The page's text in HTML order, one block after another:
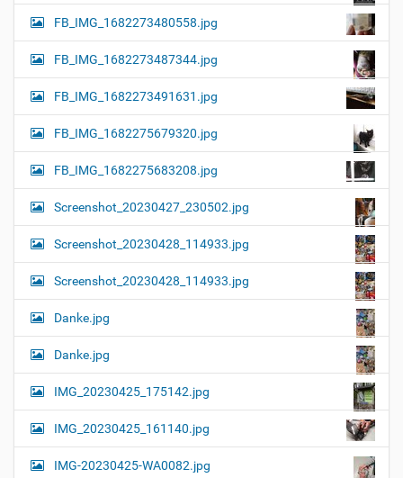
FB_IMG_1682273480558.jpg
FB_IMG_1682273487344.jpg
FB_IMG_1682273491631.jpg
FB_IMG_1682275679320.jpg
FB_IMG_1682275683208.jpg
Screenshot_20230427_230502.jpg
Screenshot_20230428_114933.jpg
Screenshot_20230428_114933.jpg
Danke.jpg
Danke.jpg
IMG_20230425_175142.jpg
IMG_20230425_161140.jpg
IMG-20230425-WA0082.jpg